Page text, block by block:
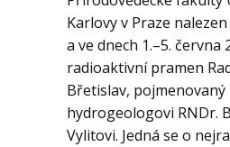
Karlovy v Praze
a ve dnech 1.–5. června
radioaktivní pramen
Břetislav, pojmenovaný
hydrogeologovi RNDr.
Vylitovi. Jedná se o